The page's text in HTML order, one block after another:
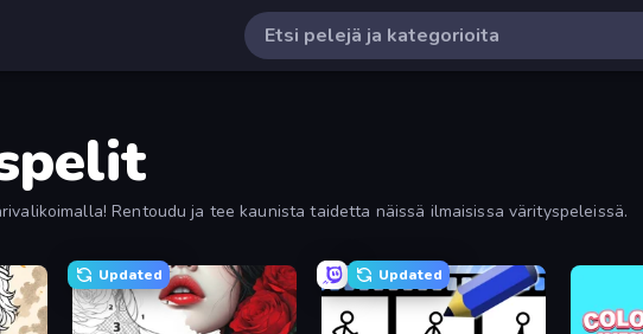
Rentoudu ja tee kaunista taidetta näissä ilmaisissa värityspeleissä.
Updated Updated